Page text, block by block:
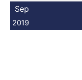
Sep
2019